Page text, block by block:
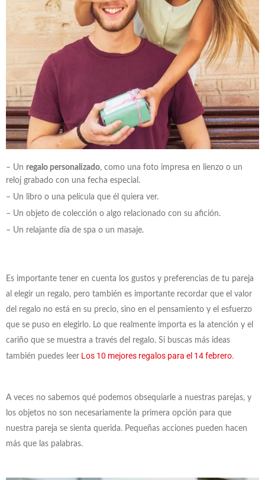
– Un regalo personalizado, como una foto impresa en lienzo o un
reloj grabado con una fecha especial.
– Un libro o una película que él quiera ver.
– Un objeto de colección o algo relacionado con su afición.
– Un relajante día de spa o un masaje.
Es importante tener en cuenta los gustos y preferencias de tu pareja
al elegir un regalo, pero también es importante recordar que el valor
del regalo no está en su precio, sino en el pensamiento y el esfuerzo
que se puso en elegirlo. Lo que realmente importa es la atención y el
cariño que se muestra a través del regalo. Si buscas más ideas
también puedes leer Los 10 mejores regalos para el 14 febrero.
A veces no sabemos qué podemos obsequiarle a nuestras parejas, y
los objetos no son necesariamente la primera opción para que
nuestra pareja se sienta querida. Pequeñas acciones pueden hacen
más que las palabras.